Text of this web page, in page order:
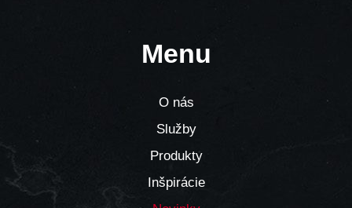
Menu
O nás
Služby
Produkty
Inšpirácie